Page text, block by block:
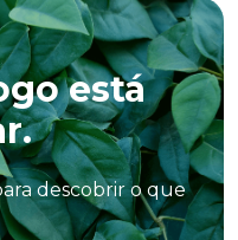
está
descobrir o que